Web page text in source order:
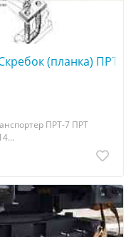
(планка) ПРТ
ПРТ-7 ПРТ